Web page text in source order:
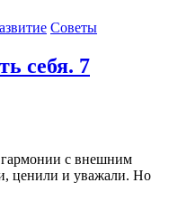
Советы
себя. 7
гармонии с внешним
ценили и уважали. Но